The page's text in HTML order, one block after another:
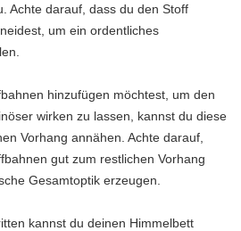
Achte darauf, dass du den Stoff
um ein ordentliches
hinzufügen möchtest, um den
wirken zu lassen, kannst du diese
Vorhang annähen. Achte darauf,
gut zum restlichen Vorhang
Gesamtoptik erzeugen.
kannst du deinen Himmelbett